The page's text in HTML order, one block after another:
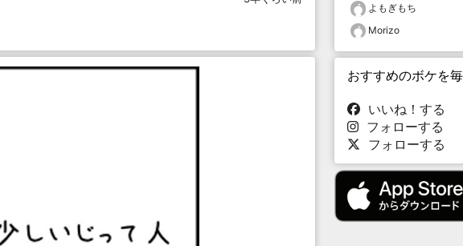
よもぎもち
Morizo
おすすめのボケを
いいね！する
フォローする
フォローする